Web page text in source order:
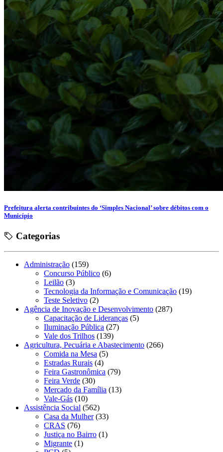
Prefeitura alerta contribuintes do ‘Simples Nacional’ sobre débitos com o
Município
Categorias
Administração (159)
Concurso Público (6)
Leilão (3)
Tecnologia da Informação e Comunicação (19)
Teste Seletivo (2)
Agência de Inovação e Desenvolvimento (287)
Capacitação de Lideranças (5)
Iluminação Pública (27)
Vale dos Trilhos (139)
Agricultura, Pecuária e Abastecimento (266)
Comida na Mesa (5)
Estradas Rurais (4)
Feira Gastronômica (79)
Feira Verde (30)
Mercado da Família (13)
Vale-Gás (10)
Assistência Social (562)
Casa da Mulher(33)
CRAS (76)
Justiça no Bairro (1)
Migrante (1)